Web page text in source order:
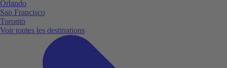
Orlando
San Francisco
Toronto
Voir toutes les destinations